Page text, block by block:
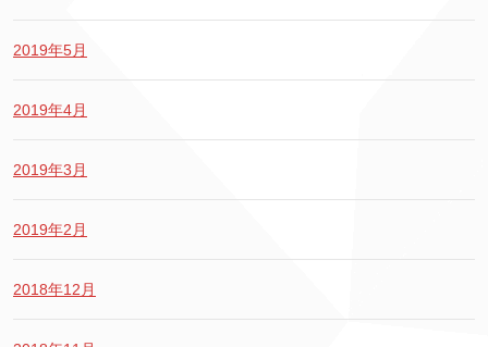
2019年5月
2019年4月
2019年3月
2019年2月
2018年12月